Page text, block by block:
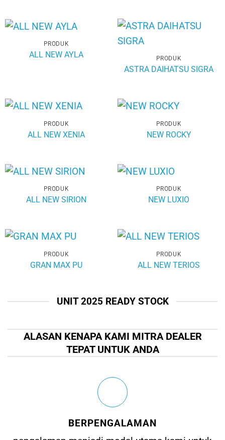
PRODUK
ALL NEW AYLA PRODUK
ASTRA DAIHATSU SIGRA
PRODUK
ALL NEW XENIA
PRODUK
NEW ROCKY
PRODUK
ALL NEW SIRION
PRODUK
NEW LUXIO
PRODUK
GRAN MAX PU
PRODUK
ALL NEW TERIOS
UNIT 2025 READY STOCK
ALASAN KENAPA KAMI MITRA DEALER
TEPAT UNTUK ANDA
BERPENGALAMAN